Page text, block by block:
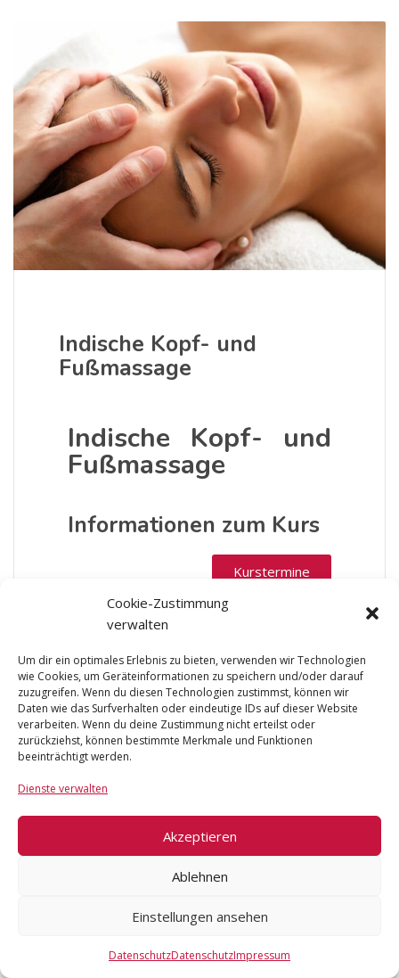
Cookie-Zustimmung
verwalten
Um dir ein optimales Erlebnis zu bieten, verwenden wir Technologien
wie Cookies, um Geräteinformationen zu speichern und/oder darauf
zuzugreifen. Wenn du diesen Technologien zustimmst, können wir
Daten wie das Surfverhalten oder eindeutige IDs auf dieser Website
verarbeiten. Wenn du deine Zustimmung nicht erteilst oder
zurückziehst, können bestimmte Merkmale und Funktionen
beeinträchtigt werden.
Dienste verwalten
Akzeptieren
Ablehnen
Einstellungen ansehen
DatenschutzDatenschutzImpressum
Indische Kopf- und
Fußmassage
Indische Kopf- und
Fußmassage
Informationen zum Kurs
Kurstermine
Diese uralte Technik, die sich bis heute
entspannende Streichungen mit der
wohltuenden Wirkung spezieller Druckpunkte
um den Bedürfnissen der modernen
Wellnessbewegung in besonderer Art gerecht
zu werden.
Spannungen abgebaut werden. Die indische
Kopfmassage basiert auf dem umfassenden
Behandlungssystem des Ayurveda, dem
dessen Ziel eine Balance von Geist, Körper
emotionale und spirituelle Gesundheit zu